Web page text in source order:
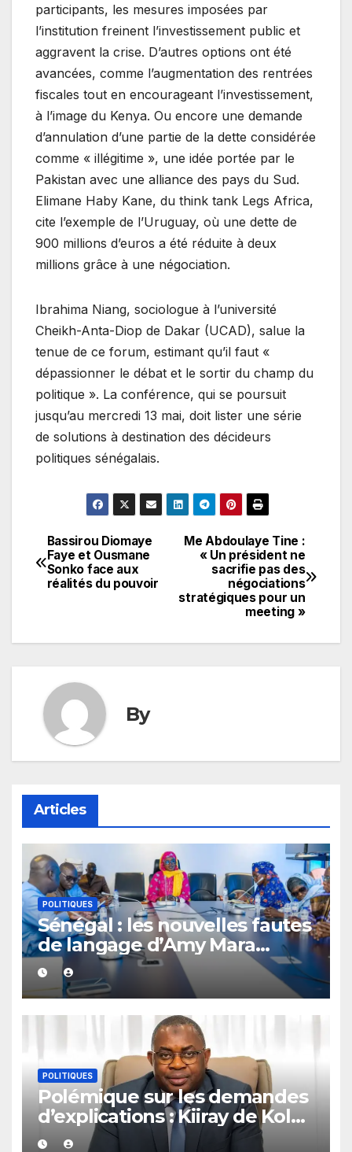
participants, les mesures imposées par
l’institution freinent l’investissement public et
aggravent la crise. D’autres options ont été
avancées, comme l’augmentation des rentrées
fiscales tout en encourageant l’investissement,
à l’image du Kenya. Ou encore une demande
d’annulation d’une partie de la dette considérée
comme « illégitime », une idée portée par le
Pakistan avec une alliance des pays du Sud.
Elimane Haby Kane, du think tank Legs Africa,
cite l’exemple de l’Uruguay, où une dette de
900 millions d’euros a été réduite à deux
millions grâce à une négociation.
Ibrahima Niang, sociologue à l’université
Cheikh-Anta-Diop de Dakar (UCAD), salue la
tenue de ce forum, estimant qu’il faut «
dépassionner le débat et le sortir du champ du
politique ». La conférence, qui se poursuit
jusqu’au mercredi 13 mai, doit lister une série
de solutions à destination des décideurs
politiques sénégalais.
Navigation
de
Me Abdoulaye Tine :
« Un président ne
sacrifie pas des
négociations
stratégiques pour un
meeting »
Bassirou Diomaye
Faye et Ousmane
Sonko face aux
réalités du pouvoir
By
Articles
POLITIQUES
Sénégal : les nouvelles fautes
de langage d’Amy Mara
provoquent des réactions sur
les réseaux sociaux
POLITIQUES
Polémique sur les demandes
d’explications : Kiiray de Kolda
apporte son soutien à